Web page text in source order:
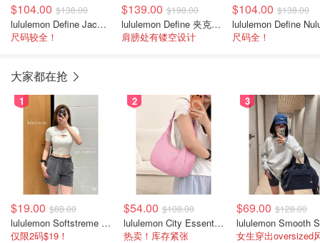
$104.00 $138.00
lululemon Define Jacket Nulu 女士运动夹克
尺码较全！
$139.00 $198.00
lululemon Define 夹克 SLNSH系列
肩膀处有镂空设计
$104.00 $138.00
尺码全！
大家都在抢
1
$19.00 $88.00
lululemon Softstreme 女士高腰短裤 10cm
仅限2码$19！
2
$54.00 $108.00
lululemon City Essentials 肩背包 4L
热卖！库存紧张
3
$69.00 $128.00
女生穿出oversized